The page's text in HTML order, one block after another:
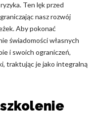
Ten lęk przed
nasz rozwój
Aby pokonać
świadomości własnych
i swoich ograniczeń,
traktując je jako integralną